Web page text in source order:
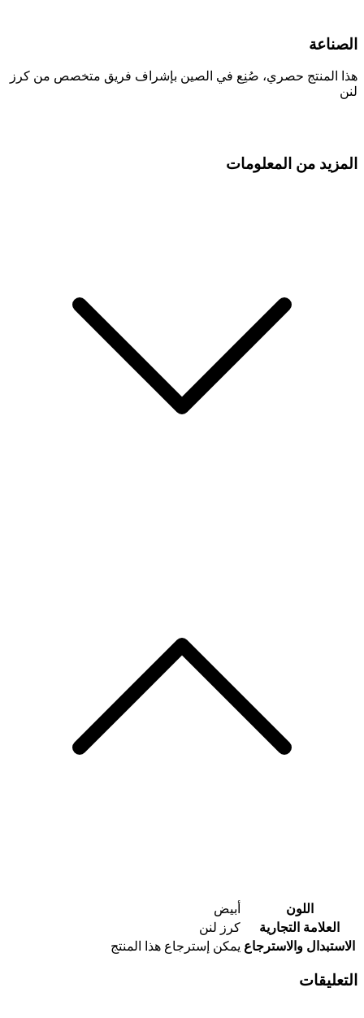
الصناعة
هذا المنتج حصري، صُنِع في الصين بإشراف فريق متخصص من كرز
لنن
المزيد من المعلومات
اللون
أبيض
العلامة التجارية
كرز لنن
الاستبدال والاسترجاع يمكن إسترجاع هذا المنتج
التعليقات